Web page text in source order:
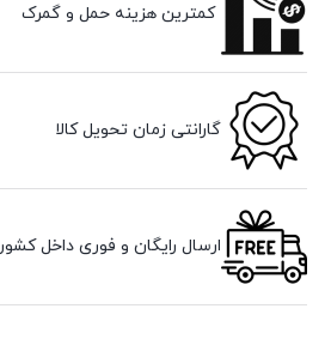
کمترین هزینه حمل و گمرک
گارانتی زمان تحویل کالا
ارسال رایگان و فوری داخل کشور